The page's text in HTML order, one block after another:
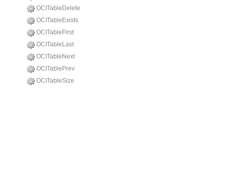
OCITableDelete
OCITableExists
OCITableFirst
OCITableLast
OCITableNext
OCITablePrev
OCITableSize